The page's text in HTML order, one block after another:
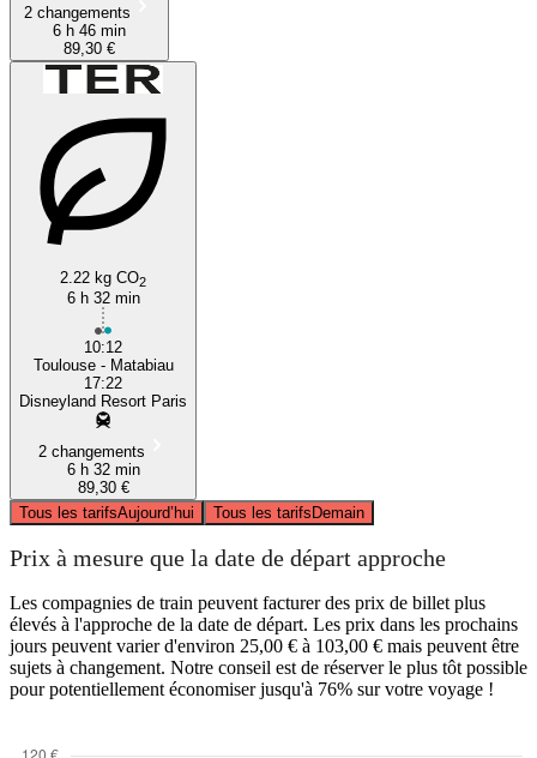
2 changements
6 h 46 min
89,30 €
2.22 kg CO2
6 h 32 min
10:12
Toulouse - Matabiau
17:22
Disneyland Resort Paris
2 changements
6 h 32 min
89,30 €
Tous les tarifsAujourd’hui Tous les tarifsDemain
Prix à mesure que la date de départ approche
Les compagnies de train peuvent facturer des prix de billet plus
élevés à l'approche de la date de départ. Les prix dans les prochains
jours peuvent varier d'environ 25,00 € à 103,00 € mais peuvent être
sujets à changement. Notre conseil est de réserver le plus tôt possible
pour potentiellement économiser jusqu'à 76% sur votre voyage !